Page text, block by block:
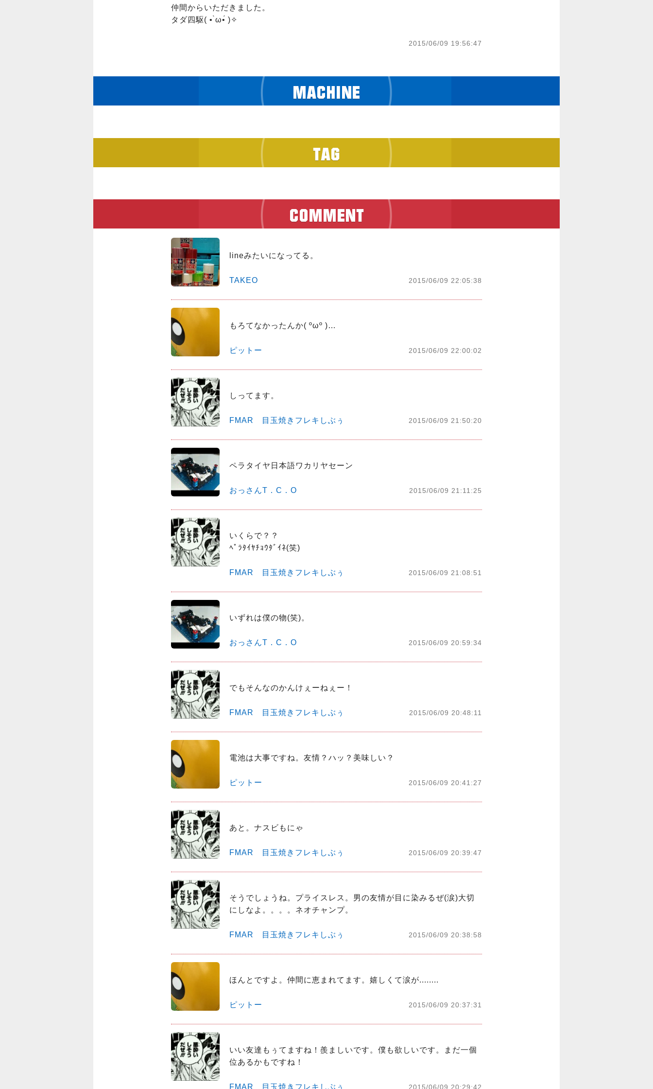
仲間からいただきました。
タダ四駆( • ̀ω•́ )✧
2015/06/09 19:56:47
lineみたいになってる。
TAKEO 2015/06/09 22:05:38
もろてなかったんか( ºωº )…
ピットー 2015/06/09 22:00:02
しってます。
FMAR 目玉焼きフレキしぶぅ 2015/06/09 21:50:20
ペラタイヤ日本語ワカリヤセーン
おっさんT．C．O 2015/06/09 21:11:25
いくらで？？
ﾍﾟﾗﾀｲﾔﾁｮｳﾀﾞｲﾈ(笑)
FMAR 目玉焼きフレキしぶぅ 2015/06/09 21:08:51
いずれは僕の物(笑)。
おっさんT．C．O 2015/06/09 20:59:34
でもそんなのかんけぇーねぇー！
FMAR 目玉焼きフレキしぶぅ 2015/06/09 20:48:11
電池は大事ですね。友情？ハッ？美味しい？
ピットー 2015/06/09 20:41:27
あと。ナスビもにゃ
FMAR 目玉焼きフレキしぶぅ 2015/06/09 20:39:47
そうでしょうね。プライスレス。男の友情が目に染みるぜ(涙)大切
にしなよ。。。。ネオチャンプ。
FMAR 目玉焼きフレキしぶぅ 2015/06/09 20:38:58
ほんとですよ。仲間に恵まれてます。嬉しくて涙が........
ピットー 2015/06/09 20:37:31
いい友達もぅてますね！羨ましいです。僕も欲しいです。まだ一個
位あるかもですね！
FMAR 目玉焼きフレキしぶぅ 2015/06/09 20:29:42